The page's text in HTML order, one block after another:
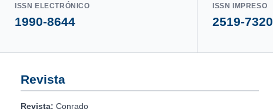
ISSN ELECTRÓNICO
1990-8644
ISSN IMPRESO
2519-7320
Revista
Revista: Conrado